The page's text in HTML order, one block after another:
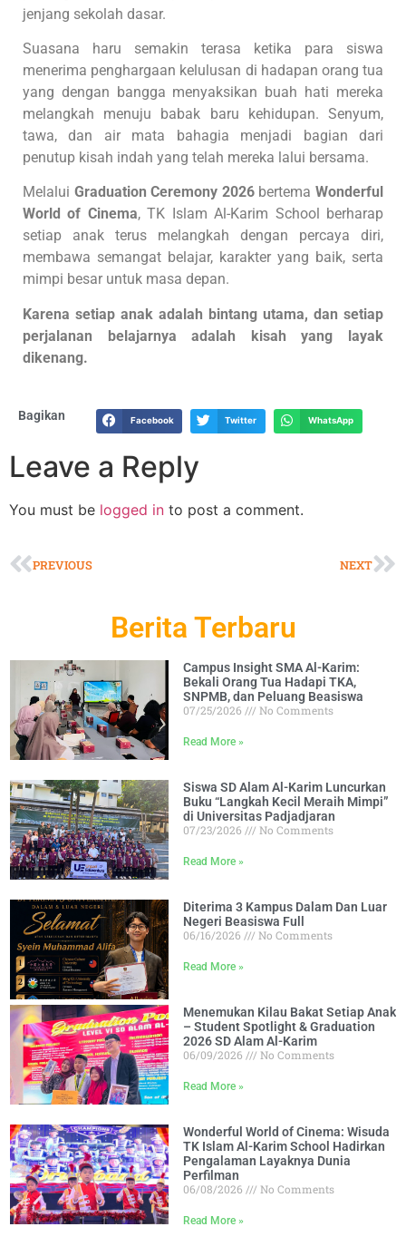
jenjang sekolah dasar.
Suasana haru semakin terasa ketika para siswa
menerima penghargaan kelulusan di hadapan orang tua
yang dengan bangga menyaksikan buah hati mereka
melangkah menuju babak baru kehidupan. Senyum,
tawa, dan air mata bahagia menjadi bagian dari
penutup kisah indah yang telah mereka lalui bersama.
Melalui Graduation Ceremony 2026bertemaWonderful
World of Cinema, TK Islam Al-Karim School berharap
setiap anak terus melangkah dengan percaya diri,
membawa semangat belajar, karakter yang baik, serta
mimpi besar untuk masa depan.
Karena setiap anak adalah bintang utama, dan setiap
perjalanan belajarnya adalah kisah yang layak
dikenang.
Bagikan Facebook Twitter WhatsApp
Leave a Reply
You must be logged in to post a comment.
PREVIOUS NEXT
Berita Terbaru
Campus Insight SMA Al-Karim:
Bekali Orang Tua Hadapi TKA,
SNPMB, dan Peluang Beasiswa
07/25/2026
No Comments
Read More »
Siswa SD Alam Al-Karim Luncurkan
Buku “Langkah Kecil Meraih Mimpi”
di Universitas Padjadjaran
07/23/2026
No Comments
Read More »
Diterima 3 Kampus Dalam Dan Luar
Negeri Beasiswa Full
06/16/2026
No Comments
Read More »
Menemukan Kilau Bakat Setiap Anak
– Student Spotlight & Graduation
2026 SD Alam Al-Karim
06/09/2026
No Comments
Read More »
Wonderful World of Cinema: Wisuda
TK Islam Al-Karim School Hadirkan
Pengalaman Layaknya Dunia
Perfilman
06/08/2026
No Comments
Read More »